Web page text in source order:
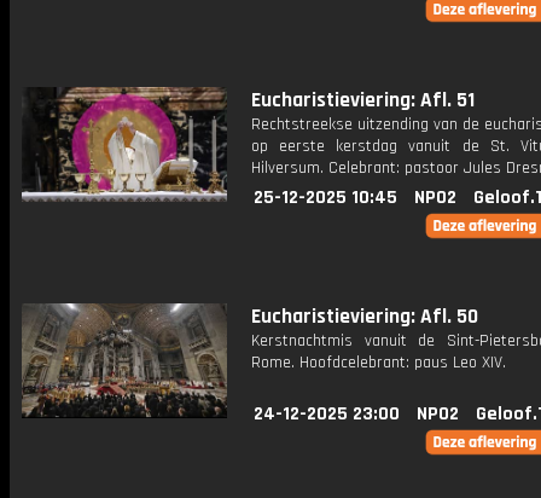
Eucharistieviering: Afl. 51
Rechtstreekse uitzending van de
op eerste kerstdag vanuit de St.
Hilversum. Celebrant: pastoor Jules
25-12-2025 10:45 NPO2
Eucharistieviering: Afl. 50
Kerstnachtmis vanuit de Sint-
Rome. Hoofdcelebrant: paus Leo XIV.
24-12-2025 23:00 NPO2